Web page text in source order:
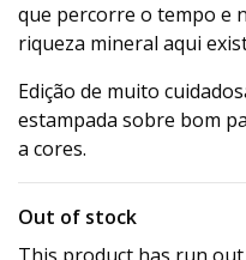
que percorre o tempo e
riqueza mineral aqui
Edição de muito
estampada sobre bom
a cores.
Out of stock